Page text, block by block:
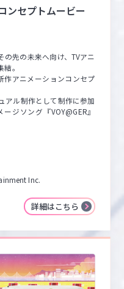
ンセプトムービー
の先の未来へ向け、TVアニ
。
作アニメーションコンセプ
アル制作として制作に参加
ジソング『VOY@GER』
Inc.
詳細はこちら